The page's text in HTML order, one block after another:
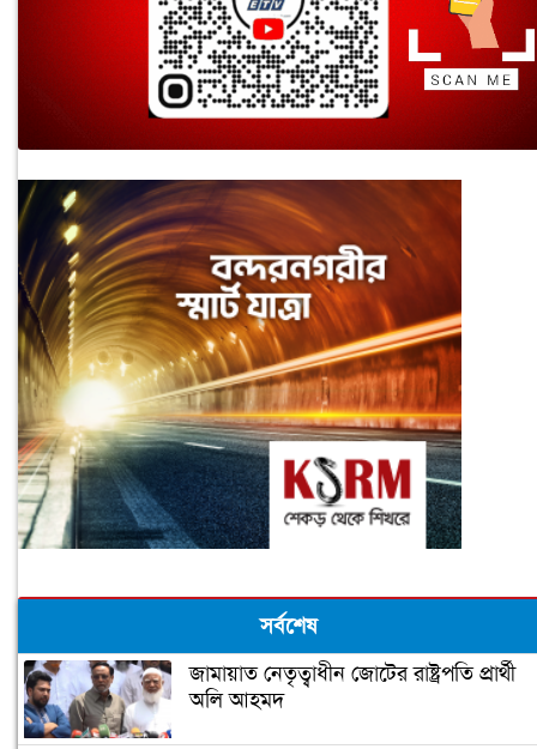
সর্বশেষ
জামায়াত নেতৃত্বাধীন জোটের রাষ্ট্রপতি প্রার্থী
অলি আহমদ